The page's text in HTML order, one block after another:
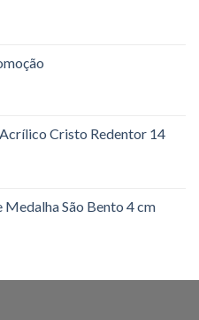
Cristo Redentor 14
São Bento 4 cm